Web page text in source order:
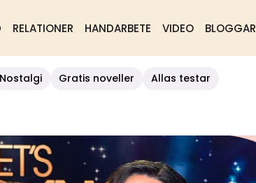
RELATIONER HANDARBETE VIDEO BLOGGAR
Nostalgi Gratis noveller Allas testar